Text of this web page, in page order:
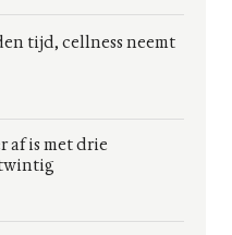
tijd, cellness neemt
af is met drie